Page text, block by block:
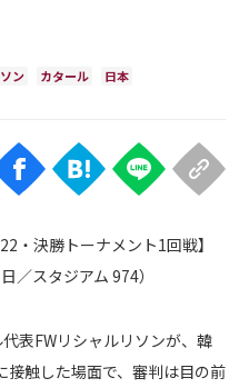
ン カタール 日本
・決勝トーナメント1回戦】
／スタジアム 974）
表FWリシャルリソンが、韓
接触した場面で、審判は目の前